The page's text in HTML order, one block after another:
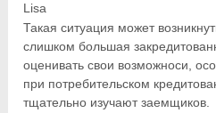
Lisa
Такая ситуация может
слишком большая
оценивать свои возможноси,
при потребительском
тщательно изучают заемщиков.